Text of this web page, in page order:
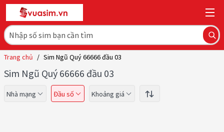
Trang chủ / Sim Ngũ Quý 66666 đầu 03
Sim Ngũ Quý 66666 đầu 03
Nhà mạng Đầu số Khoảng giá